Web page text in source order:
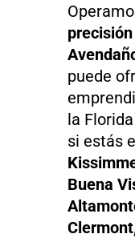
puede
la
si estás
Buena